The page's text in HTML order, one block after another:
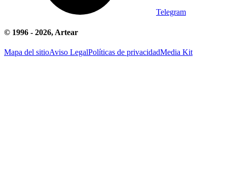
Telegram
© 1996 - 2026, Artear
Mapa del sitioAviso LegalPolíticas de privacidadMedia Kit